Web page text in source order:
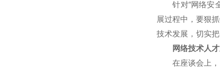
针对“网络安全
展过程中，要狠
技术发展，切实
网络技术人才
在座谈会上，网